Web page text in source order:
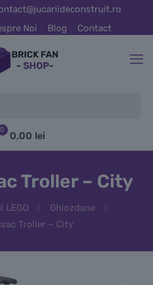
Noi Blog Contact
0
0,00 lei
Troller – City
LEGO
Ghiozdane
Troller – City